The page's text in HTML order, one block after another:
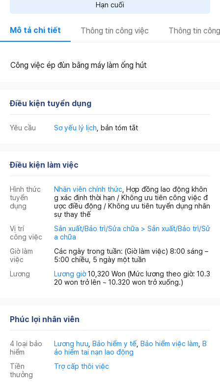
Hạn cuối
Mô tả chi tiết Thông tin công việc Thông tin
Công việc ép đùn bằng máy làm ống hút
Điều kiện tuyển dụng
Yêu cầu Sơ yếu lý lịch , bản tóm tắt
Điều kiện làm việc
Hình thức
tuyển
dụng
Nhân viên chính thức , Hợp đồng lao động khôn
g xác định thời hạn / Không ưu tiên công việc đ
ược điều động / Không ưu tiên tuyển dụng nhân
sự thay thế
Vị trí
công việc
Sản xuất/Bảo trì/Sửa chữa > Sản xuất/Bảo trì/Sử
a chữa
Giờ làm
việc
Các ngày trong tuần: (Giờ làm việc) 8:00 sáng –
5:00 chiều, 5 ngày một tuần
Lương
Lương giờ 10,320 Won (Mức lương theo giờ: 10.3
20 won trở lên ~ 10.320 won trở xuống.)
Phúc lợi nhân viên
4 loại bảo
hiểm
Lương hưu Bảo hiểm y tế Bảo hiểm việc làm B
ảo hiểm tai nạn lao động
Tiền
thưởng
Trợ cấp thôi việc